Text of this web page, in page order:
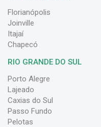
Florianópolis
Joinville
Itajaí
Chapecó
RIO GRANDE DO SUL
Porto Alegre
Lajeado
Caxias do Sul
Passo Fundo
Pelotas